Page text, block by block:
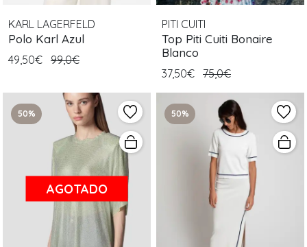
KARL LAGERFELD
Polo Karl Azul
49,50€ 99,0€
PITI CUITI
Top Piti Cuiti Bonaire
Blanco
37,50€ 75,0€
50%
AGOTADO
50%